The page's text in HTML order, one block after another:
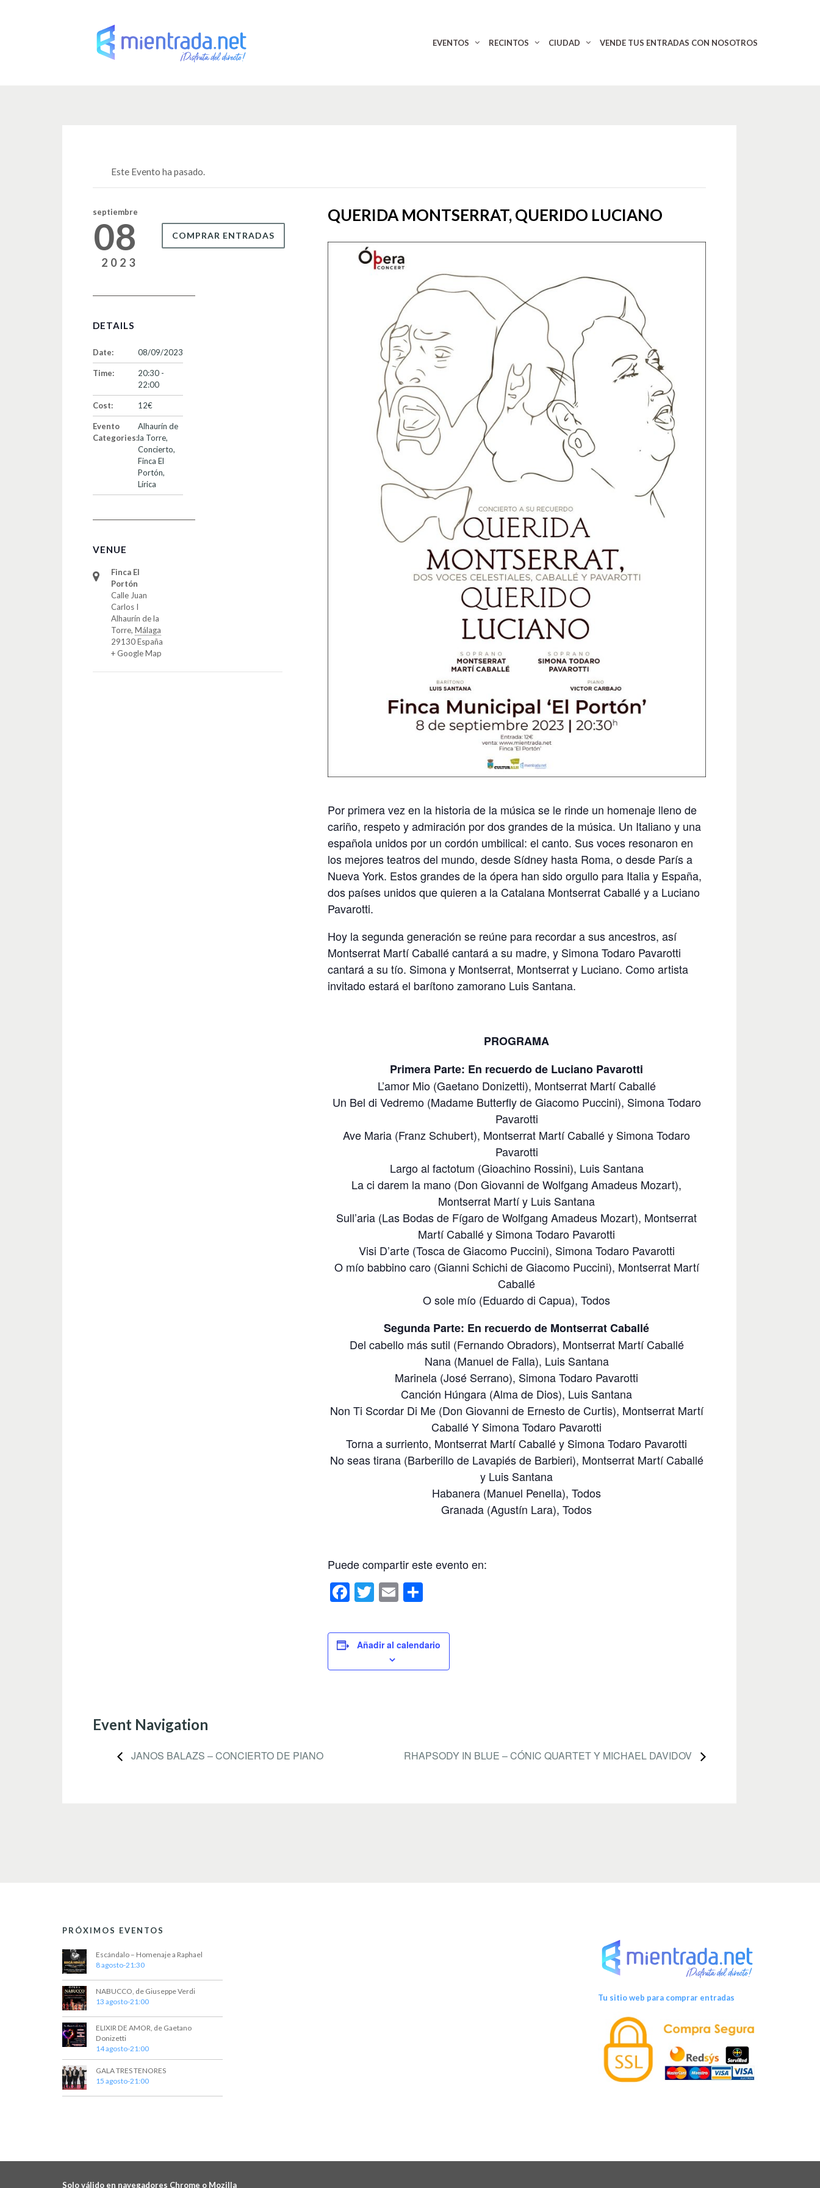
EVENTOS RECINTOS CIUDAD VENDE TUS ENTRADAS CON NOSOTROS
Este Evento ha pasado.
QUERIDA MONTSERRAT, QUERIDO LUCIANO
Por primera vez en la historia de la música se le rinde un homenaje lleno de
cariño, respeto y admiración por dos grandes de la música. Un Italiano y una
española unidos por un cordón umbilical: el canto. Sus voces resonaron en
los mejores teatros del mundo, desde Sídney hasta Roma, o desde París a
Nueva York. Estos grandes de la ópera han sido orgullo para Italia y España,
dos países unidos que quieren a la Catalana Montserrat Caballé y a Luciano
Pavarotti.
Hoy la segunda generación se reúne para recordar a sus ancestros, así
Montserrat Martí Caballé cantará a su madre, y Simona Todaro Pavarotti
cantará a su tío. Simona y Montserrat, Montserrat y Luciano. Como artista
invitado estará el barítono zamorano Luis Santana.
PROGRAMA
Primera Parte: En recuerdo de Luciano Pavarotti
L’amor Mio (Gaetano Donizetti), Montserrat Martí Caballé
Un Bel di Vedremo (Madame Butterfly de Giacomo Puccini), Simona Todaro
Pavarotti
Ave Maria (Franz Schubert), Montserrat Martí Caballé y Simona Todaro
Pavarotti
Largo al factotum (Gioachino Rossini), Luis Santana
La ci darem la mano (Don Giovanni de Wolfgang Amadeus Mozart),
Montserrat Martí y Luis Santana
Sull’aria (Las Bodas de Fígaro de Wolfgang Amadeus Mozart), Montserrat
Martí Caballé y Simona Todaro Pavarotti
Visi D’arte (Tosca de Giacomo Puccini), Simona Todaro Pavarotti
O mío babbino caro (Gianni Schichi de Giacomo Puccini), Montserrat Martí
Caballé
O sole mío (Eduardo di Capua), Todos
Segunda Parte: En recuerdo de Montserrat Caballé
Del cabello más sutil (Fernando Obradors), Montserrat Martí Caballé
Nana (Manuel de Falla), Luis Santana
Marinela (José Serrano), Simona Todaro Pavarotti
Canción Húngara (Alma de Dios), Luis Santana
Non Ti Scordar Di Me (Don Giovanni de Ernesto de Curtis), Montserrat Martí
Caballé Y Simona Todaro Pavarotti
Torna a surriento, Montserrat Martí Caballé y Simona Todaro Pavarotti
No seas tirana (Barberillo de Lavapiés de Barbieri), Montserrat Martí Caballé
y Luis Santana
Habanera (Manuel Penella), Todos
Granada (Agustín Lara), Todos
Puede compartir este evento en:
F
c
e
b
T
tt
er
E
ail
C
m
p
ar
Añadir al calendario
septiembre
08
2023
COMPRAR ENTRADAS
DETAILS
Date: 08/09/2023
Time:
20:30 -
22:00
Cost: 12€
Evento
Categories:
Alhaurín de
la Torre,
Concierto,
Finca El
Portón,
Lírica
VENUE
Finca El
Portón
Calle Juan
Carlos I
Alhaurín de la
Torre, Málaga
29130España
+ Google Map
Event Navigation
JANOS BALAZS – CONCIERTO DE PIANO RHAPSODY IN BLUE – CÓNIC QUARTET Y MICHAEL DAVIDOV
PRÓXIMOS EVENTOS
Escándalo – Homenaje a Raphael
8 agosto-21:30
NABUCCO, de Giuseppe Verdi
13 agosto-21:00
ELIXIR DE AMOR, de Gaetano
Donizetti
14 agosto-21:00
GALA TRES TENORES
15 agosto-21:00
Tu sitio web para comprar entradas
Solo válido en navegadores Chrome o Mozilla